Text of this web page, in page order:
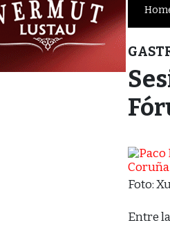
Foto:
Entre